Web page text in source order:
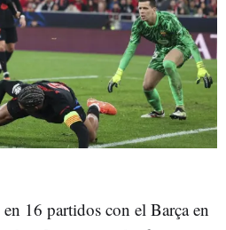
16 partidos con el Barça en